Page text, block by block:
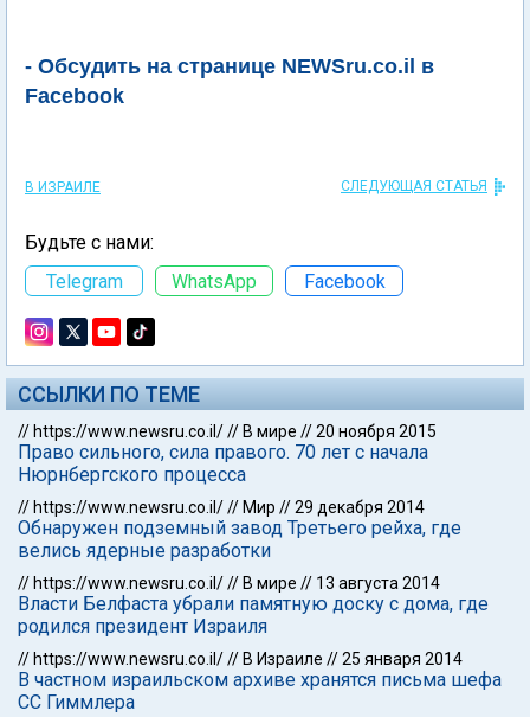
- Обсудить на странице NEWSru.co.il в
Facebook
В ИЗРАИЛЕ СЛЕДУЮЩАЯ СТАТЬЯ
Будьте с нами:
Telegram
WhatsApp Facebook
ССЫЛКИ ПО ТЕМЕ
// https://www.newsru.co.il/// В мире //20 ноября 2015
Право сильного, сила правого. 70 лет с начала
Нюрнбергского процесса
// https://www.newsru.co.il/// Мир //29 декабря 2014
Обнаружен подземный завод Третьего рейха, где
велись ядерные разработки
// https://www.newsru.co.il/// В мире // 13 августа 2014
Власти Белфаста убрали памятную доску с дома, где
родился президент Израиля
// https://www.newsru.co.il/// В Израиле //25 января 2014
В частном израильском архиве хранятся письма шефа
СС Гиммлера